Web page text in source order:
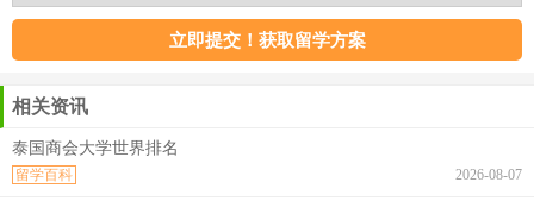
相关资讯
泰国商会大学世界排名
2026-08-07
留学百科